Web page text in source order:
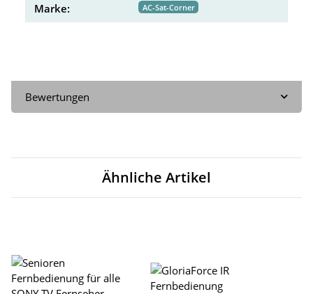
Marke: AC-Sat-Corner
Bewertungen
Ähnliche Artikel